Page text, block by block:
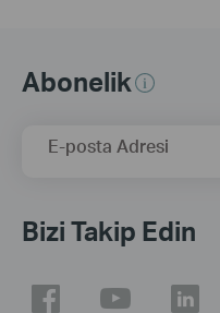
Abonelik
E-posta Adresi
Bizi Takip Edin